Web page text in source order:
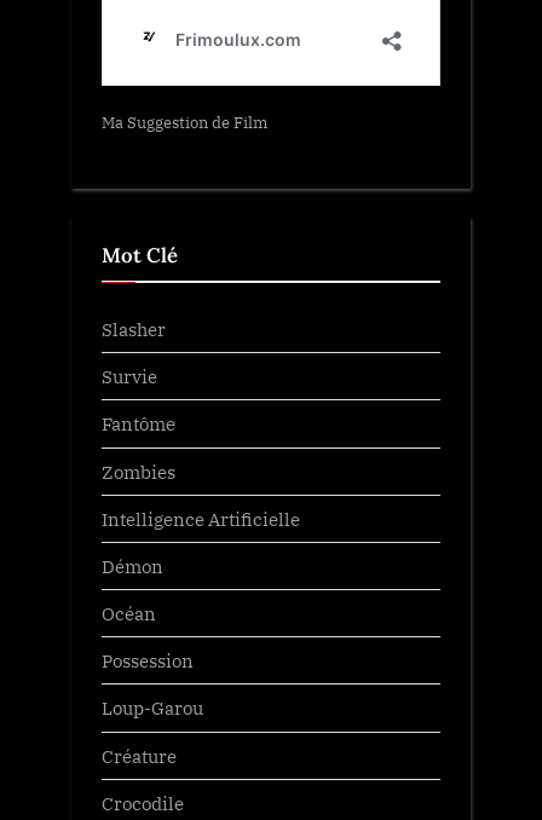
Ma Suggestion de Film
Mot Clé
Slasher
Survie
Fantôme
Zombies
Intelligence Artificielle
Démon
Océan
Possession
Loup-Garou
Créature
Crocodile